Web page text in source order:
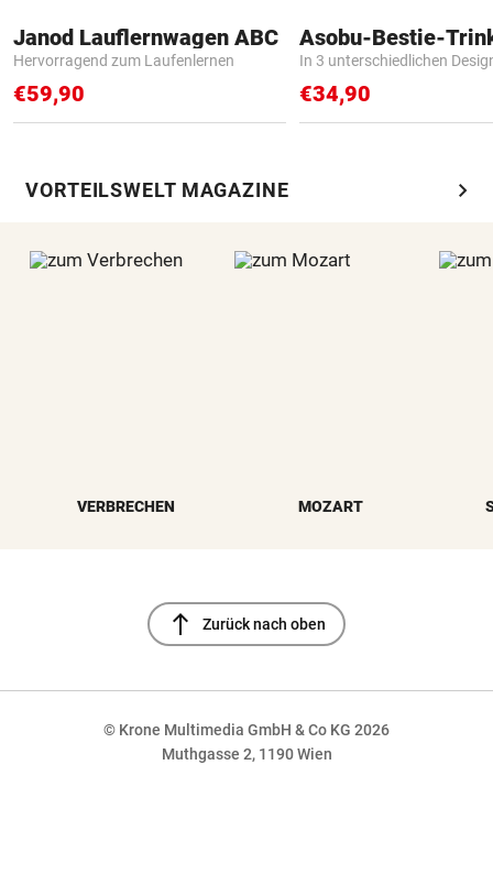
Janod Lauflernwagen ABC
Hervorragend zum Laufenlernen
€59,90
Asobu-Bestie-
In 3 unterschiedlichen
€34,90
VORTEILSWELT MAGAZINE chevron_right
VERBRECHEN MOZART
north Zurück nach oben
© Krone Multimedia GmbH & Co KG 2026
Muthgasse 2, 1190 Wien